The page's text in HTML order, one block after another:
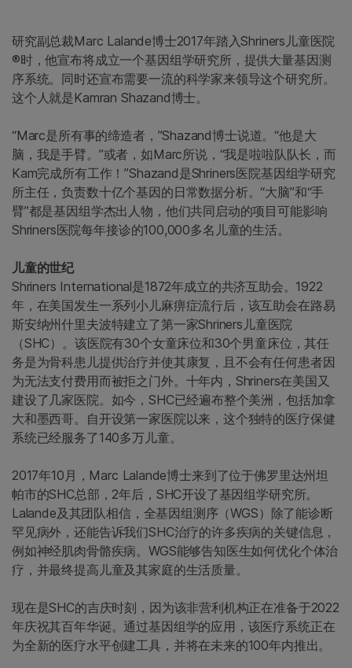
研究副总裁Marc Lalande博士2017年踏入Shriners儿童医院
®时，他宣布将成立一个基因组学研究所，提供大量基因测
序系统。同时还宣布需要一流的科学家来领导这个研究所。
这个人就是Kamran Shazand博士。
“Marc是所有事的缔造者，”Shazand博士说道。“他是大
脑，我是手臂。”或者，如Marc所说，“我是啦啦队队长，而
Kam完成所有工作！”Shazand是Shriners医院基因组学研究
所主任，负责数十亿个基因的日常数据分析。“大脑”和“手
臂”都是基因组学杰出人物，他们共同启动的项目可能影响
Shriners医院每年接诊的100,000多名儿童的生活。
儿童的世纪
Shriners International是1872年成立的共济互助会。1922
年，在美国发生一系列小儿麻痹症流行后，该互助会在路易
斯安纳州什里夫波特建立了第一家Shriners儿童医院
（SHC）。该医院有30个女童床位和30个男童床位，其任
务是为骨科患儿提供治疗并使其康复，且不会有任何患者因
为无法支付费用而被拒之门外。十年内，Shriners在美国又
建设了几家医院。如今，SHC已经遍布整个美洲，包括加拿
大和墨西哥。自开设第一家医院以来，这个独特的医疗保健
系统已经服务了140多万儿童。
2017年10月，Marc Lalande博士来到了位于佛罗里达州坦
帕市的SHC总部，2年后，SHC开设了基因组学研究所。
Lalande及其团队相信，全基因组测序（WGS）除了能诊断
罕见病外，还能告诉我们SHC治疗的许多疾病的关键信息，
例如神经肌肉骨骼疾病。WGS能够告知医生如何优化个体治
疗，并最终提高儿童及其家庭的生活质量。
现在是SHC的吉庆时刻，因为该非营利机构正在准备于2022
年庆祝其百年华诞。通过基因组学的应用，该医疗系统正在
为全新的医疗水平创建工具，并将在未来的100年内推出。